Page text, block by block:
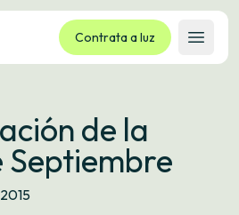
Contrata a luz
Abrir
de la
Septiembre